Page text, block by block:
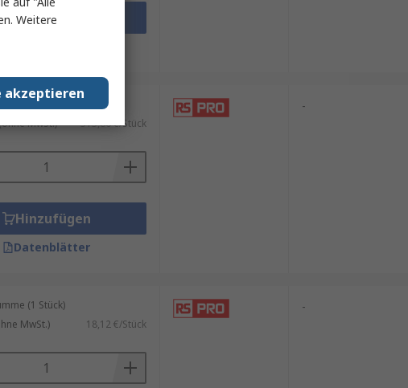
Hinzufügen
(1 Stück)
MwSt.) 313,86 €/Stück
Hinzufügen
Datenblätter
-
(1 Stück)
MwSt.) 18,12 €/Stück
-
Weitere
akzeptieren